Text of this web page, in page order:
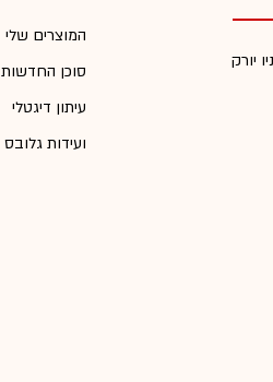
יורק
המוצרים שלי
סוכן החדשות
עיתון דיגטלי
ועידות גלובס